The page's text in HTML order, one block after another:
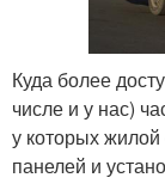
Куда более
числе и у нас)
у которых
панелей и